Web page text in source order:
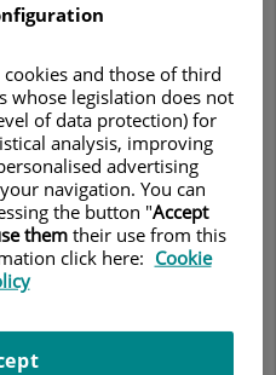
està
de
exclusivament
d'aquesta
and those of third
whose legislation does not
of data protection) for
analysis, improving
advertising
navigation. You can
the button "Accept
them their use from this
click here: Cookie